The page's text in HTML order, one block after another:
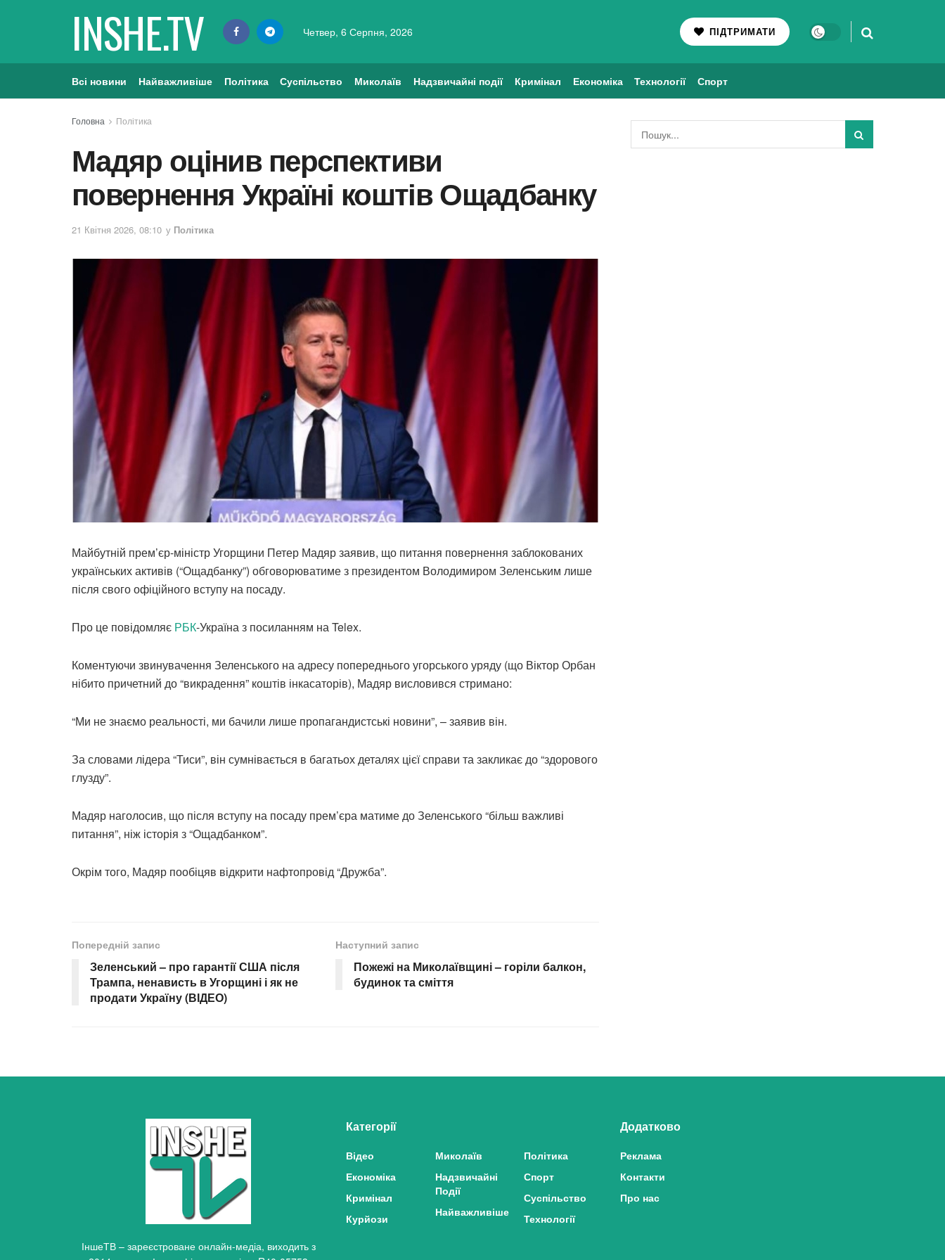
INSHE.TV Четвер, 6 Серпня, 2026 ПІДТРИМАТИ
Всі новини Найважливіше Політика Суспільство Миколаїв Надзвичайні події Кримінал Економіка Технології Спорт
Головна Політика
Мадяр оцінив перспективи
повернення Україні коштів Ощадбанку
21 Квітня 2026, 08:10 у Політика
Майбутній прем’єр-міністр Угорщини Петер Мадяр заявив, що питання повернення заблокованих
українських активів (“Ощадбанку”) обговорюватиме з президентом Володимиром Зеленським лише
після свого офіційного вступу на посаду.
Про це повідомляє РБК-Україна з посиланням на Telex.
Коментуючи звинувачення Зеленського на адресу попереднього угорського уряду (що Віктор Орбан
нібито причетний до “викрадення” коштів інкасаторів), Мадяр висловився стримано:
“Ми не знаємо реальності, ми бачили лише пропагандистські новини”, – заявив він.
За словами лідера “Тиси”, він сумнівається в багатьох деталях цієї справи та закликає до “здорового
глузду”.
Мадяр наголосив, що після вступу на посаду прем’єра матиме до Зеленського “більш важливі
питання”, ніж історія з “Ощадбанком”.
Окрім того, Мадяр пообіцяв відкрити нафтопровід “Дружба”.
Попередній запис
Зеленський – про гарантії США після
Трампа, ненависть в Угорщині і як не
продати Україну (ВІДЕО)
Наступний запис
Пожежі на Миколаївщині – горіли балкон,
будинок та сміття
ІншеТВ – зареєстроване онлайн-медіа, виходить з
Категорії
Відео
Економіка
Кримінал
Курйози
Миколаїв
Надзвичайні
Події
Найважливіше
Політика
Спорт
Суспільство
Технології
Додатково
Реклама
Контакти
Про нас